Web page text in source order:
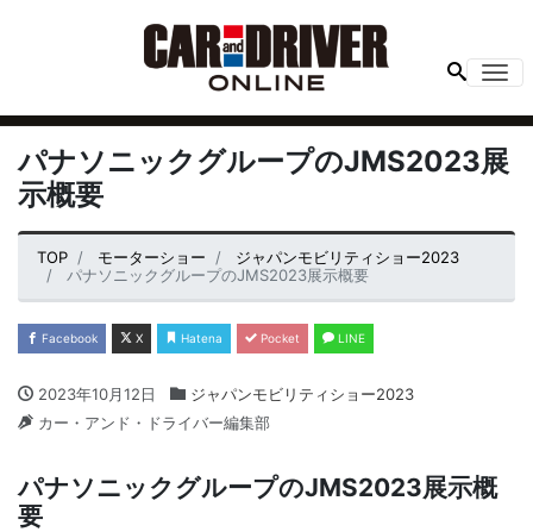
パナソニックグループのJMS2023展
示概要
TOP モーターショー
ジャパンモビリティショー2023
パナソニックグループのJMS2023展示概要
Facebook X Hatena Pocket LINE
2023年10月12日
ジャパンモビリティショー2023
カー・アンド・ドライバー編集部
パナソニックグループのJMS2023展示概
要